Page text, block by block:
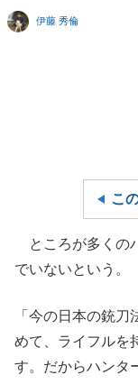
伊藤 秀倫
こ
ところが多くの
でいないという。
「今の日本の銃
めて、ライフルを
す。だからハンタ